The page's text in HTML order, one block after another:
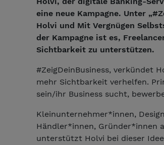
eine neue Kampagne. Unter
Holvi und Mit Vergnügen
der Kampagne ist es,
Sichtbarkeit zu unterstützen.
#ZeigDeinBusiness, verkündet
mehr Sichtbarkeit verhelfen.
sein/ihr Business sucht,
Kleinunternehmer*innen,
Händler*innen, Gründer*innen
unterstützt Holvi bei dieser